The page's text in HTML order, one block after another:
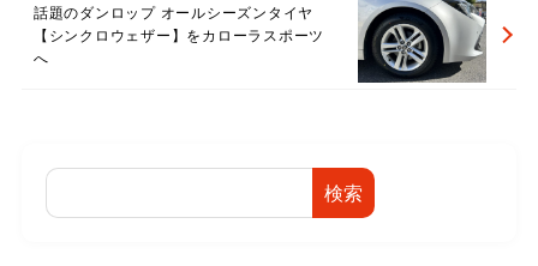
話題のダンロップ オールシーズンタイヤ
【シンクロウェザー】をカローラスポーツ
へ
検索